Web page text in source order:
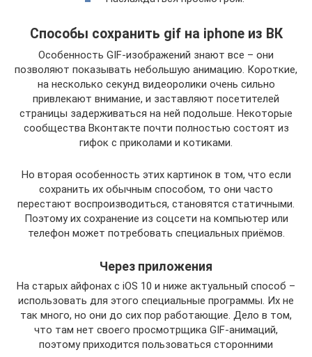
Способы сохранить gif на iphone из ВК
Особенность GIF-изображений знают все – они
позволяют показывать небольшую анимацию. Короткие,
на несколько секунд видеоролики очень сильно
привлекают внимание, и заставляют посетителей
страницы задерживаться на ней подольше. Некоторые
сообщества Вконтакте почти полностью состоят из
гифок с приколами и котиками.
Но вторая особенность этих картинок в том, что если
сохранить их обычным способом, то они часто
перестают воспроизводиться, становятся статичными.
Поэтому их сохранение из соцсети на компьютер или
телефон может потребовать специальных приёмов.
Через приложения
На старых айфонах с iOS 10 и ниже актуальный способ –
использовать для этого специальные программы. Их не
так много, но они до сих пор работающие. Дело в том,
что там нет своего просмотрщика GIF-анимаций,
поэтому приходится пользоваться сторонними